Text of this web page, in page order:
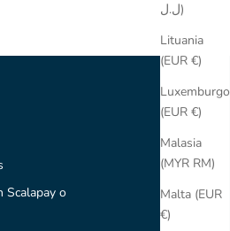
ل.ل)
Lituania
(EUR €)
Luxemburgo
(EUR €)
Malasia
(MYR RM)
Malta (EUR
€)
Scalapay o